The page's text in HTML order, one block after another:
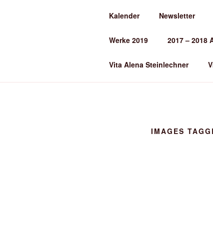
ALENA
Kalender Newsletter
Werke 2019 2017 – 2018
Vita Alena Steinlechner
IMAGES